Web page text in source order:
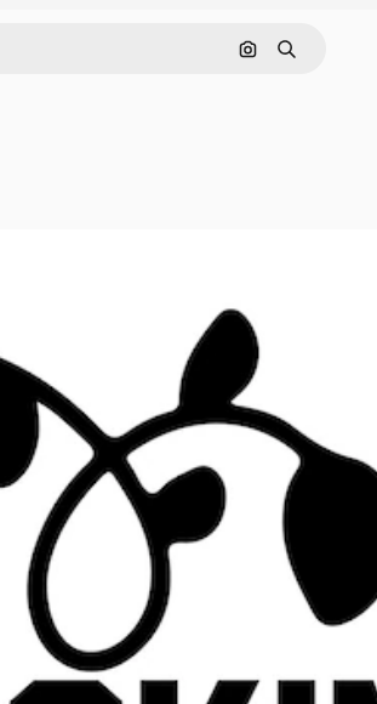
Nach Bild
Suchen